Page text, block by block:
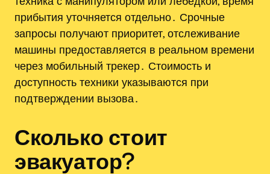
прибытия уточняется отдельно․ Срочные
запросы получают приоритет, отслеживание
машины предоставляется в реальном времени
через мобильный трекер․ Стоимость и
доступность техники указываются при
подтверждении вызова․
Сколько стоит
эвакуатор?